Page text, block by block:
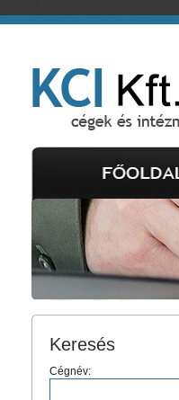
Keresés
Cégnév: